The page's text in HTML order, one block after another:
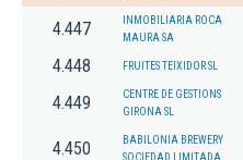
4.447
INMOBILIARIA ROCA
MAURA SA
4.448 FRUITES TEIXIDOR SL
4.449
CENTRE DE GESTIONS
GIRONA SL
4.450
BABILONIA BREWERY